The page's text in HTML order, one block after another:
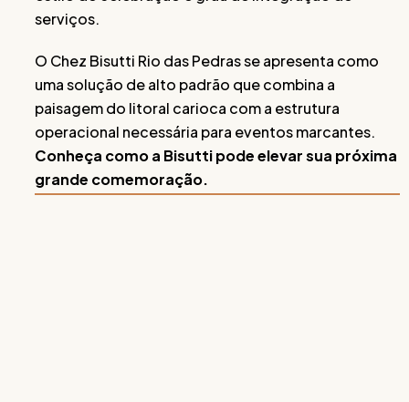
serviços.
O Chez Bisutti Rio das Pedras se apresenta como
uma solução de alto padrão que combina a
paisagem do litoral carioca com a estrutura
operacional necessária para eventos marcantes.
Conheça como a Bisutti pode elevar sua próxima
grande comemoração.